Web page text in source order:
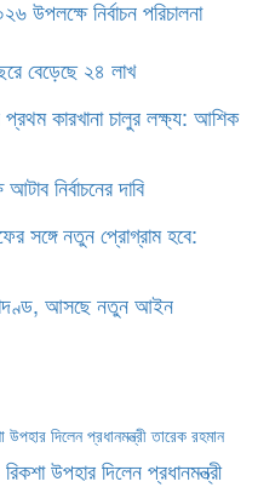
উপলক্ষে নির্বাচন পরিচালনা
বেড়েছে ২৪ লাখ
কারখানা চালুর লক্ষ্য: আশিক
নির্বাচনের দাবি
সঙ্গে নতুন প্রোগ্রাম হবে:
আসছে নতুন আইন
উপহার দিলেন প্রধানমন্ত্রী